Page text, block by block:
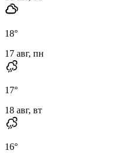
18°
17 авг, пн
17°
18 авг, вт
16°